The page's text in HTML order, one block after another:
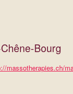
Bourg
massotherapies.ch/